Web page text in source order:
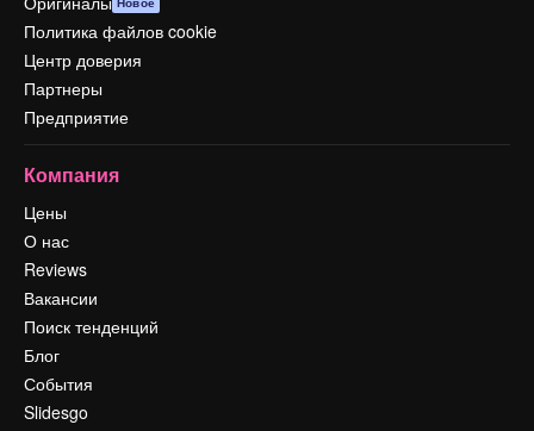
Политика файлов cookie
Центр доверия
Партнеры
Предприятие
Компания
Цены
О нас
Reviews
Вакансии
Поиск тенденций
Блог
События
Slidesgo